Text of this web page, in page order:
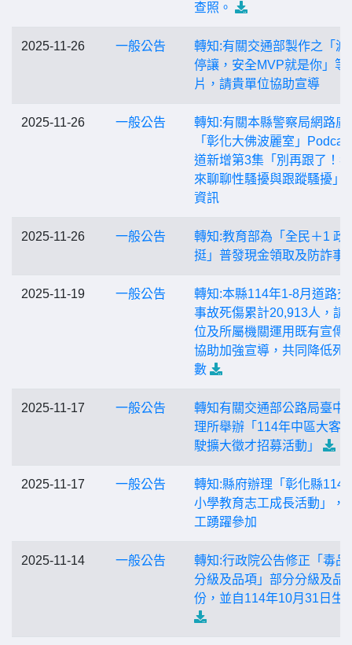
查照。
2025-11-26 一般公告
轉知:有關交通部製作之「減
停讓，安全MVP就是你」等
片，請貴單位協助宣導
2025-11-26 一般公告
轉知:有關本縣警察局網路廣
「彰化大佛波麗室」
道新增第3集「別再跟了！
來聊聊性騷擾與跟蹤騷擾」
資訊
2025-11-26 一般公告
轉知:教育部為「全民＋1 政
挺」普發現金領取及防詐事
2025-11-19 一般公告
轉知:本縣114年1-8月道路交
事故死傷累計20,913人，請
位及所屬機關運用既有宣傳
協助加強宣導，共同降低死
數
2025-11-17 一般公告
轉知有關交通部公路局臺中
理所舉辦「114年中區大客
駛擴大徵才招募活動」
2025-11-17 一般公告
轉知:縣府辦理「彰化縣114
小學教育志工成長活動」，
工踴躍參加
2025-11-14 一般公告
轉知:行政院公告修正「毒品
分級及品項」部分分級及品
份，並自114年10月31日生